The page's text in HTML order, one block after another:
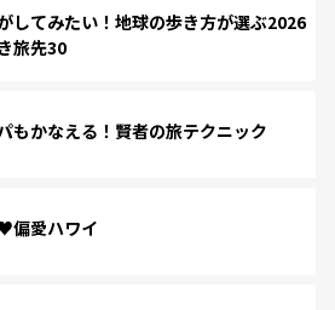
してみたい！地球の歩き方が選ぶ2026
旅先30
もかなえる！賢者の旅テクニック
偏愛ハワイ